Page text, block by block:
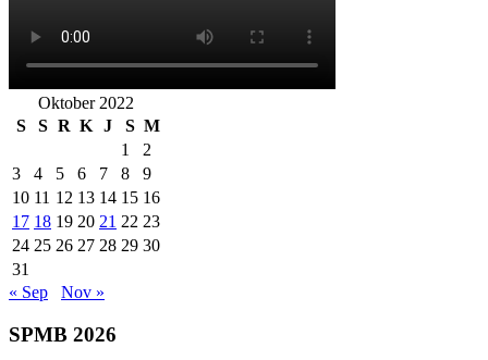
Oktober 2022
S
S R K J S M
1
2
3
4 5 6 7 8
9
10 11 12 13 14 15 16
17 18 19 20 21 22 23
24 25 26 27 28 29 30
31
« Sep
Nov »
SPMB 2026